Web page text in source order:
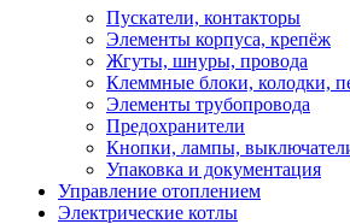
Пускатели, контакторы
Элементы корпуса, крепёж
Жгуты, шнуры, провода
Клеммные блоки, колодки,
Элементы трубопровода
Предохранители
Кнопки, лампы,
Упаковка и документация
Управление отоплением
Электрические котлы